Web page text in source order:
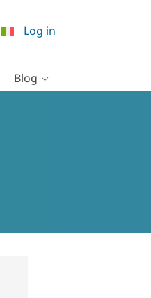
Log in
Blog